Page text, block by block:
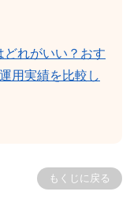
どれがいい？おす
用実績を比較し
もくじに戻る